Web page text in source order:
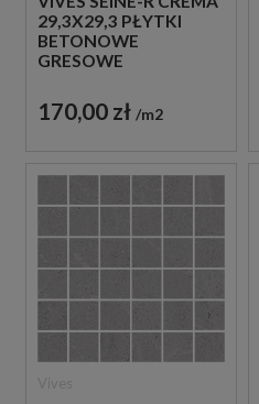
29,3X29,3 PŁYTKI
BETONOWE
GRESOWE
170,00 zł m2